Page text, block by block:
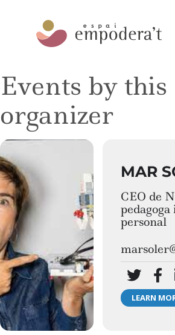
Events by this
organizer
MAR
CEO de
pedagoga
personal
LEARN